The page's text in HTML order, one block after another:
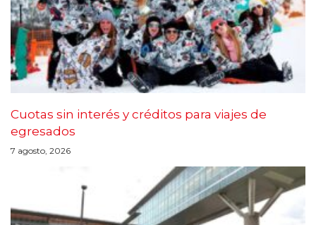
Cuotas sin interés y créditos para viajes de
egresados
7 agosto, 2026